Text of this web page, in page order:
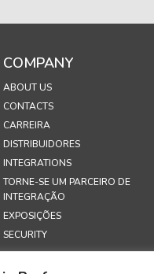
COMPANY
ABOUT US
CONTACTS
CARREIRA
DISTRIBUIDORES
INTEGRATIONS
TORNE-SE UM PARCEIRO DE
INTEGRAÇÃO
EXPOSIÇÕES
SECURITY